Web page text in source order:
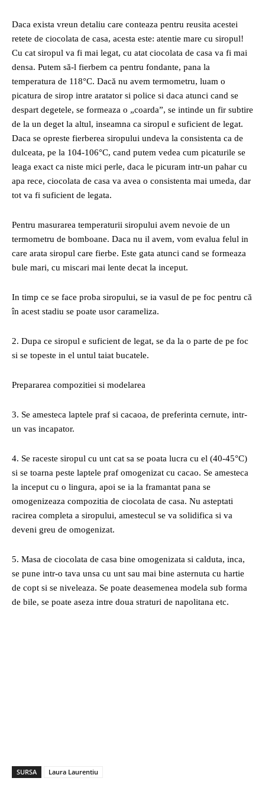
Daca exista vreun detaliu care conteaza pentru reusita acestei
retete de ciocolata de casa, acesta este: atentie mare cu siropul!
Cu cat siropul va fi mai legat, cu atat ciocolata de casa va fi mai
densa. Putem să-l fierbem ca pentru fondante, pana la
temperatura de 118°C. Dacă nu avem termometru, luam o
picatura de sirop intre aratator si police si daca atunci cand se
despart degetele, se formeaza o „coarda”, se intinde un fir subtire
de la un deget la altul, inseamna ca siropul e suficient de legat.
Daca se opreste fierberea siropului undeva la consistenta ca de
dulceata, pe la 104-106°C, cand putem vedea cum picaturile se
leaga exact ca niste mici perle, daca le picuram intr-un pahar cu
apa rece, ciocolata de casa va avea o consistenta mai umeda, dar
tot va fi suficient de legata.
Pentru masurarea temperaturii siropului avem nevoie de un
termometru de bomboane. Daca nu il avem, vom evalua felul in
care arata siropul care fierbe. Este gata atunci cand se formeaza
bule mari, cu miscari mai lente decat la inceput.
In timp ce se face proba siropului, se ia vasul de pe foc pentru că
în acest stadiu se poate usor carameliza.
2. Dupa ce siropul e suficient de legat, se da la o parte de pe foc
si se topeste in el untul taiat bucatele.
Prepararea compozitiei si modelarea
3. Se amesteca laptele praf si cacaoa, de preferinta cernute, intr-
un vas incapator.
4. Se raceste siropul cu unt cat sa se poata lucra cu el (40-45°C)
si se toarna peste laptele praf omogenizat cu cacao. Se amesteca
la inceput cu o lingura, apoi se ia la framantat pana se
omogenizeaza compozitia de ciocolata de casa. Nu asteptati
racirea completa a siropului, amestecul se va solidifica si va
deveni greu de omogenizat.
5. Masa de ciocolata de casa bine omogenizata si calduta, inca,
se pune intr-o tava unsa cu unt sau mai bine asternuta cu hartie
de copt si se niveleaza. Se poate deasemenea modela sub forma
de bile, se poate aseza intre doua straturi de napolitana etc.
SURSA Laura Laurentiu